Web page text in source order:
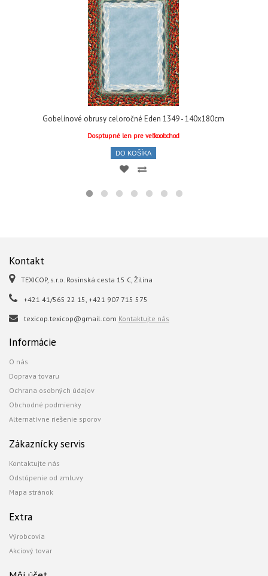
Gobelínové obrusy celoročné Eden 1349 - 140x180cm
Dosptupné len pre veľkoobchod
DO KOŠÍKA
Kontakt
TEXICOP, s.r.o. Rosinská cesta 15 C, Žilina
+421 41/565 22 15, +421 907 715 575
texicop.texicop@gmail.com Kontaktujte nás
Informácie
O nás
Doprava tovaru
Ochrana osobných údajov
Obchodné podmienky
Alternatívne riešenie sporov
Zákaznícky servis
Kontaktujte nás
Odstúpenie od zmluvy
Mapa stránok
Extra
Výrobcovia
Akciový tovar